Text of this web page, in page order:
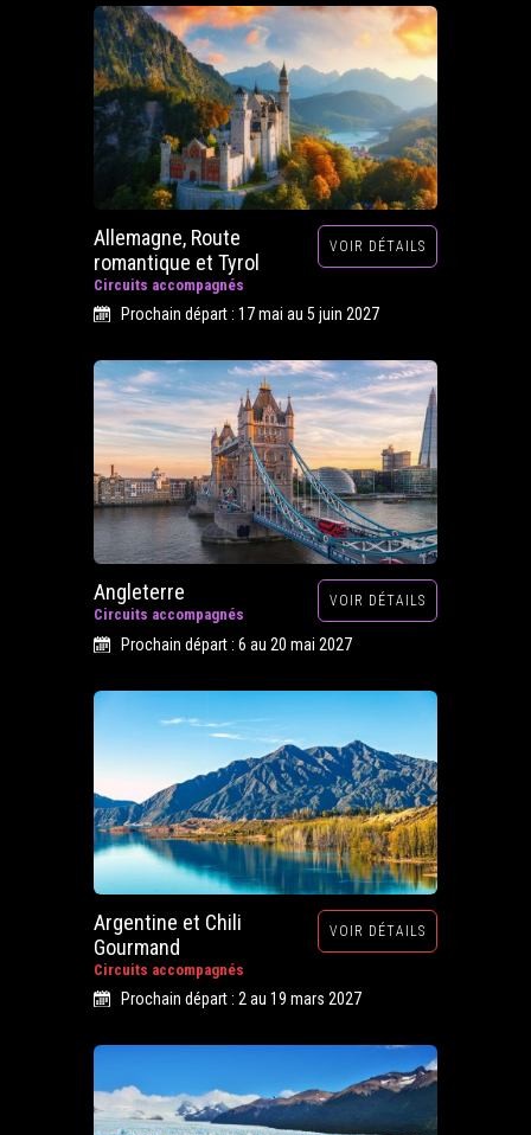
Allemagne, Route
romantique et Tyrol
Circuits accompagnés
VOIR DÉTAILS
Prochain départ : 17 mai au 5 juin 2027
Angleterre
Circuits accompagnés
VOIR DÉTAILS
Prochain départ : 6 au 20 mai 2027
Argentine et Chili
Gourmand
Circuits accompagnés
VOIR DÉTAILS
Prochain départ : 2 au 19 mars 2027